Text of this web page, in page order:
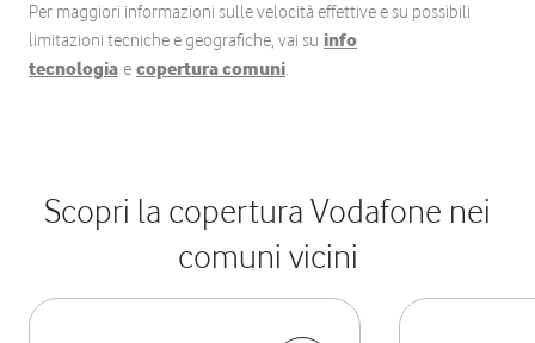
Per maggiori informazioni sulle velocità effettive e su possibili
limitazioni tecniche e geografiche, vai su info
tecnologia e copertura comuni.
Scopri la copertura Vodafone nei
comuni vicini